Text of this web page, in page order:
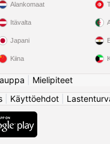
Alankomaat
Itävalta
Japani
Kiina
Mielipiteet
| Käyttöehdot|